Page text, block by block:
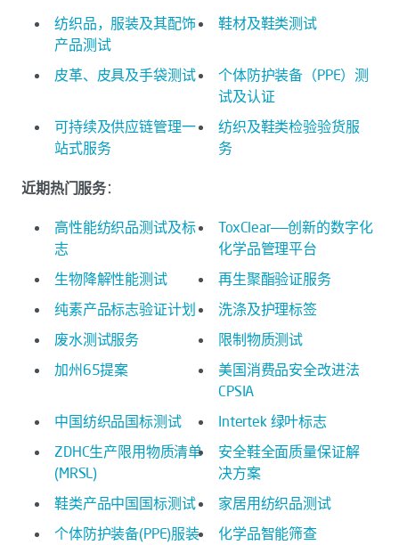
纺织品，服装及其配饰
产品测试
鞋材及鞋类测试
皮革、皮具及手袋测试
个体防护装备（PPE）测
试及认证
可持续及供应链管理一
站式服务
纺织及鞋类检验验货服
务
近期热门服务：
高性能纺织品测试及标
志
ToxClear——创新的数字化
化学品管理平台
生物降解性能测试
再生聚酯验证服务
纯素产品标志验证计划
洗涤及护理标签
废水测试服务
限制物质测试
加州65提案
美国消费品安全改进法
CPSIA
中国纺织品国标测试
Intertek 绿叶标志
ZDHC生产限用物质清单
(MRSL)
安全鞋全面质量保证解
决方案
鞋类产品中国国标测试
家居用纺织品测试
个体防护装备(PPE)服装
化学品智能筛查